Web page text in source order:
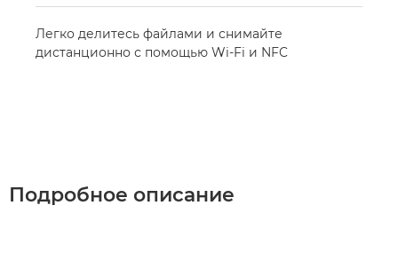
Легко делитесь файлами и снимайте
дистанционно с помощью Wi-Fi и NFC
Подробное описание